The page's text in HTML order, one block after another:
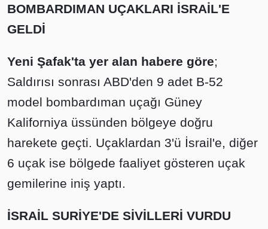
BOMBARDIMAN UÇAKLARI İSRAİL'E
GELDİ
Yeni Şafak'ta yer alan habere göre;
Saldırısı sonrası ABD'den 9 adet B-52
model bombardıman uçağı Güney
Kaliforniya üssünden bölgeye doğru
harekete geçti. Uçaklardan 3'ü İsrail'e, diğer
6 uçak ise bölgede faaliyet gösteren uçak
gemilerine iniş yaptı.
İSRAİL SURİYE'DE SİVİLLERİ VURDU